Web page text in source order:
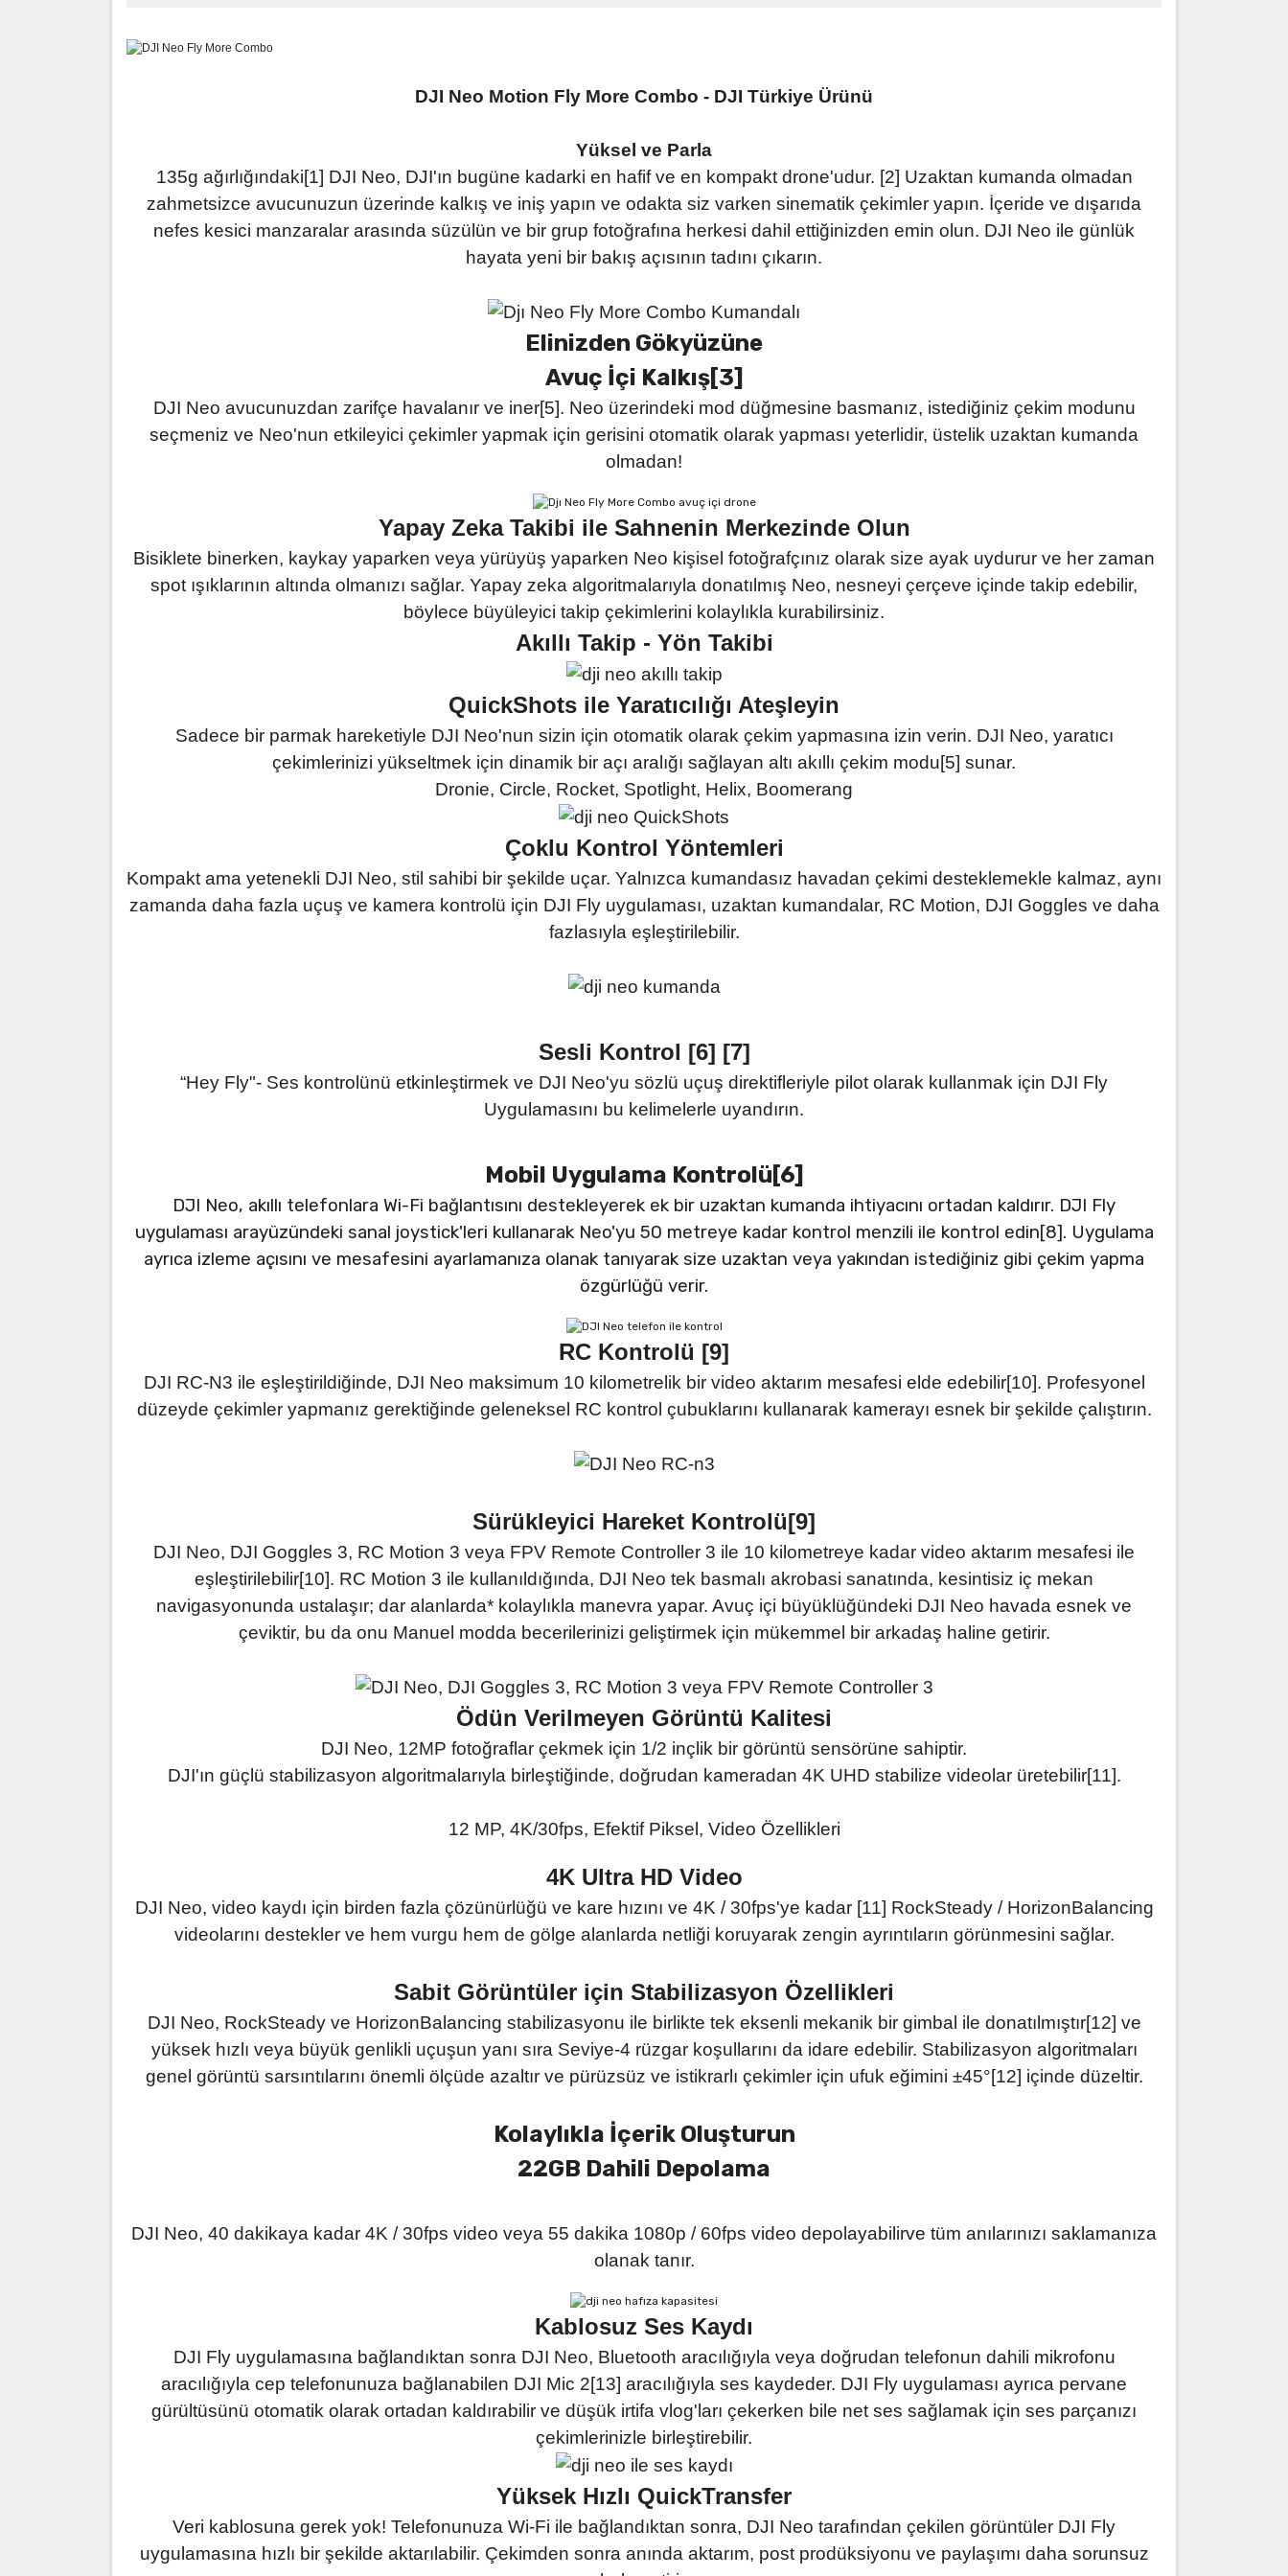
DJI Neo Motion Fly More Combo - DJI Türkiye Ürünü
Yüksel ve Parla
135g ağırlığındaki[1] DJI Neo, DJI'ın bugüne kadarki en hafif ve en kompakt drone'udur. [2] Uzaktan kumanda olmadan
zahmetsizce avucunuzun üzerinde kalkış ve iniş yapın ve odakta siz varken sinematik çekimler yapın. İçeride ve dışarıda
nefes kesici manzaralar arasında süzülün ve bir grup fotoğrafına herkesi dahil ettiğinizden emin olun. DJI Neo ile günlük
hayata yeni bir bakış açısının tadını çıkarın.
Elinizden Gökyüzüne
Avuç İçi Kalkış[3]
DJI Neo avucunuzdan zarifçe havalanır ve iner[5]. Neo üzerindeki mod düğmesine basmanız, istediğiniz çekim modunu
seçmeniz ve Neo'nun etkileyici çekimler yapmak için gerisini otomatik olarak yapması yeterlidir, üstelik uzaktan kumanda
olmadan!
Yapay Zeka Takibi ile Sahnenin Merkezinde Olun
Bisiklete binerken, kaykay yaparken veya yürüyüş yaparken Neo kişisel fotoğrafçınız olarak size ayak uydurur ve her zaman
spot ışıklarının altında olmanızı sağlar. Yapay zeka algoritmalarıyla donatılmış Neo, nesneyi çerçeve içinde takip edebilir,
böylece büyüleyici takip çekimlerini kolaylıkla kurabilirsiniz.
Akıllı Takip - Yön Takibi
QuickShots ile Yaratıcılığı Ateşleyin
Sadece bir parmak hareketiyle DJI Neo'nun sizin için otomatik olarak çekim yapmasına izin verin. DJI Neo, yaratıcı
çekimlerinizi yükseltmek için dinamik bir açı aralığı sağlayan altı akıllı çekim modu[5] sunar.
Dronie, Circle, Rocket, Spotlight, Helix, Boomerang
Çoklu Kontrol Yöntemleri
Kompakt ama yetenekli DJI Neo, stil sahibi bir şekilde uçar. Yalnızca kumandasız havadan çekimi desteklemekle kalmaz, aynı
zamanda daha fazla uçuş ve kamera kontrolü için DJI Fly uygulaması, uzaktan kumandalar, RC Motion, DJI Goggles ve daha
fazlasıyla eşleştirilebilir.
Sesli Kontrol [6] [7]
“Hey Fly"- Ses kontrolünü etkinleştirmek ve DJI Neo'yu sözlü uçuş direktifleriyle pilot olarak kullanmak için DJI Fly
Uygulamasını bu kelimelerle uyandırın.
Mobil Uygulama Kontrolü[6]
DJI Neo, akıllı telefonlara Wi-Fi bağlantısını destekleyerek ek bir uzaktan kumanda ihtiyacını ortadan kaldırır. DJI Fly
uygulaması arayüzündeki sanal joystick'leri kullanarak Neo'yu 50 metreye kadar kontrol menzili ile kontrol edin[8]. Uygulama
ayrıca izleme açısını ve mesafesini ayarlamanıza olanak tanıyarak size uzaktan veya yakından istediğiniz gibi çekim yapma
özgürlüğü verir.
RC Kontrolü [9]
DJI RC-N3 ile eşleştirildiğinde, DJI Neo maksimum 10 kilometrelik bir video aktarım mesafesi elde edebilir[10]. Profesyonel
düzeyde çekimler yapmanız gerektiğinde geleneksel RC kontrol çubuklarını kullanarak kamerayı esnek bir şekilde çalıştırın.
Sürükleyici Hareket Kontrolü[9]
DJI Neo, DJI Goggles 3, RC Motion 3 veya FPV Remote Controller 3 ile 10 kilometreye kadar video aktarım mesafesi ile
eşleştirilebilir[10]. RC Motion 3 ile kullanıldığında, DJI Neo tek basmalı akrobasi sanatında, kesintisiz iç mekan
navigasyonunda ustalaşır; dar alanlarda* kolaylıkla manevra yapar. Avuç içi büyüklüğündeki DJI Neo havada esnek ve
çeviktir, bu da onu Manuel modda becerilerinizi geliştirmek için mükemmel bir arkadaş haline getirir.
Ödün Verilmeyen Görüntü Kalitesi
DJI Neo, 12MP fotoğraflar çekmek için 1/2 inçlik bir görüntü sensörüne sahiptir.
DJI'ın güçlü stabilizasyon algoritmalarıyla birleştiğinde, doğrudan kameradan 4K UHD stabilize videolar üretebilir[11].
12 MP, 4K/30fps, Efektif Piksel, Video Özellikleri
4K Ultra HD Video
DJI Neo, video kaydı için birden fazla çözünürlüğü ve kare hızını ve 4K / 30fps'ye kadar [11] RockSteady / HorizonBalancing
videolarını destekler ve hem vurgu hem de gölge alanlarda netliği koruyarak zengin ayrıntıların görünmesini sağlar.
Sabit Görüntüler için Stabilizasyon Özellikleri
DJI Neo, RockSteady ve HorizonBalancing stabilizasyonu ile birlikte tek eksenli mekanik bir gimbal ile donatılmıştır[12] ve
yüksek hızlı veya büyük genlikli uçuşun yanı sıra Seviye-4 rüzgar koşullarını da idare edebilir. Stabilizasyon algoritmaları
genel görüntü sarsıntılarını önemli ölçüde azaltır ve pürüzsüz ve istikrarlı çekimler için ufuk eğimini ±45°[12] içinde düzeltir.
Kolaylıkla İçerik Oluşturun
22GB Dahili Depolama
DJI Neo, 40 dakikaya kadar 4K / 30fps video veya 55 dakika 1080p / 60fps video depolayabilirve tüm anılarınızı saklamanıza
olanak tanır.
Kablosuz Ses Kaydı
DJI Fly uygulamasına bağlandıktan sonra DJI Neo, Bluetooth aracılığıyla veya doğrudan telefonun dahili mikrofonu
aracılığıyla cep telefonunuza bağlanabilen DJI Mic 2[13] aracılığıyla ses kaydeder. DJI Fly uygulaması ayrıca pervane
gürültüsünü otomatik olarak ortadan kaldırabilir ve düşük irtifa vlog'ları çekerken bile net ses sağlamak için ses parçanızı
çekimlerinizle birleştirebilir.
Yüksek Hızlı QuickTransfer
Veri kablosuna gerek yok! Telefonunuza Wi-Fi ile bağlandıktan sonra, DJI Neo tarafından çekilen görüntüler DJI Fly
uygulamasına hızlı bir şekilde aktarılabilir. Çekimden sonra anında aktarım, post prodüksiyonu ve paylaşımı daha sorunsuz